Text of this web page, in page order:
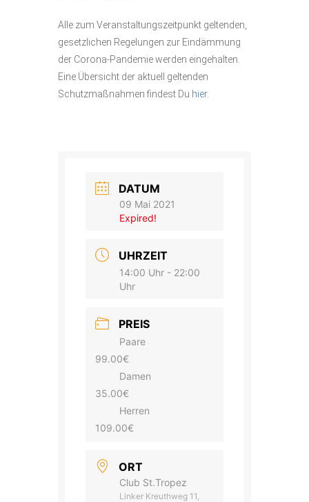
Alle zum Veranstaltungszeitpunkt geltenden,
gesetzlichen Regelungen zur Eindämmung
der Corona-Pandemie werden eingehalten.
Eine Übersicht der aktuell geltenden
Schutzmaßnahmen findest Du hier.
DATUM
09 Mai 2021
Expired!
UHRZEIT
14:00 Uhr - 22:00
Uhr
PREIS
Paare
99.00€
Damen
35.00€
Herren
109.00€
ORT
Club St.Tropez
Linker Kreuthweg 11,